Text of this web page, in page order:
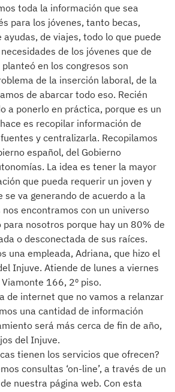
toda la información que sea
para los jóvenes, tanto becas,
de viajes, todo lo que puede
de los jóvenes que de
en los congresos son
de la inserción laboral, de la
de abarcar todo eso. Recién
a ponerlo en práctica, porque es un
es recopilar información de
y centralizarla. Recopilamos
español, del Gobierno
La idea es tener la mayor
que pueda requerir un joven y
se va generando de acuerdo a la
encontramos con un universo
para nosotros porque hay un 80% de
o desconectada de sus raíces.
una empleada, Adriana, que hizo el
Injuve. Atiende de lunes a viernes
166, 2º piso.
de internet que no vamos a relanzar
una cantidad de información
será más cerca de fin de año,
del Injuve.
tienen los servicios que ofrecen?
consultas ‘on-line’, a través de un
nuestra página web. Con esta